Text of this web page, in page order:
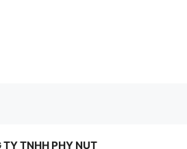
TY TNHH PHY NUT